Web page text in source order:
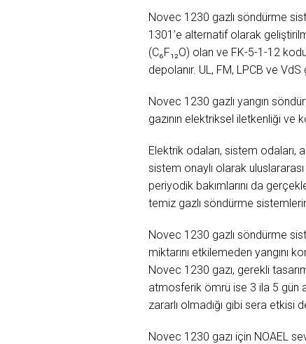
Novec 1230 gazlı söndürme
1301’e alternatif olarak
(C₆F₁₂O) olan ve FK-5-1-12
depolanır. UL, FM, LPCB ve
Novec 1230 gazlı yangın
gazının elektriksel iletkenliği ve
Elektrik odaları, sistem
sistem onaylı olarak
periyodik bakımlarını da
temiz gazlı söndürme
Novec 1230 gazlı söndürme
miktarını etkilemeden yangını
Novec 1230 gazı, gerekli
atmosferik ömrü ise 3 ila 5 gün
zararlı olmadığı gibi sera etkisi
Novec 1230 gazı için NOAEL